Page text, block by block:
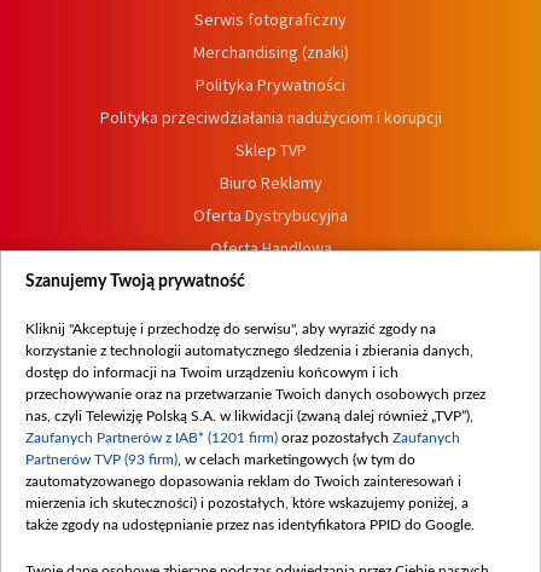
Serwis fotograficzny
Merchandising (znaki)
Polityka Prywatności
Polityka przeciwdziałania nadużyciom i korupcji
Sklep TVP
Biuro Reklamy
Oferta Dystrybucyjna
Oferta Handlowa
Dostępność
Procedura zgłoszeń wewnętrznych
Szanujemy Twoją prywatność
Kliknij "Akceptuję i przechodzę do serwisu", aby wyrazić zgody na
korzystanie z technologii automatycznego śledzenia i zbierania danych,
dostęp do informacji na Twoim urządzeniu końcowym i ich
przechowywanie oraz na przetwarzanie Twoich danych osobowych przez
nas, czyli Telewizję Polską S.A. w likwidacji (zwaną dalej również „TVP”),
Zaufanych Partnerów z IAB* (1201 firm) oraz pozostałych Zaufanych
Partnerów TVP (93 firm) , w celach marketingowych (w tym do
zautomatyzowanego dopasowania reklam do Twoich zainteresowań i
mierzenia ich skuteczności) i pozostałych, które wskazujemy poniżej, a
także zgody na udostępnianie przez nas identyfikatora PPID do Google.